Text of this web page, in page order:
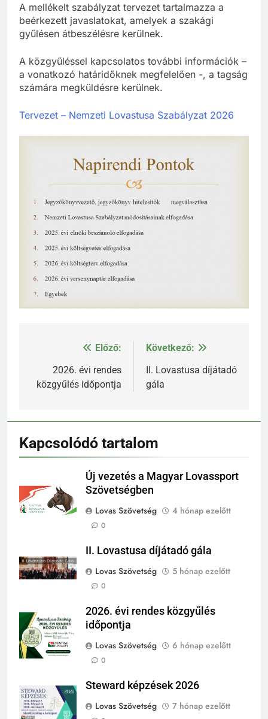
A mellékelt szabályzat tervezet tartalmazza a
beérkezett javaslatokat, amelyek a szakági
gyűlésen átbeszélésre kerülnek.
A közgyűléssel kapcsolatos további információk –
a vonatkozó határidőknek megfelelően -, a tagság
számára megküldésre kerülnek.
Tervezet – Nemzeti Lovastusa Szabályzat 2026
Bejegyzés
navigáció
Előző:
2026. évi rendes
közgyűlés időpontja
Következő:
II. Lovastusa díjátadó
gála
Kapcsolódó tartalom
Új vezetés a Magyar Lovassport
Szövetségben
Lovas Szövetség
4 hónap ezelőtt
0
II. Lovastusa díjátadó gála
Lovas Szövetség
5 hónap ezelőtt
0
2026. évi rendes közgyűlés
időpontja
Lovas Szövetség
6 hónap ezelőtt
0
Steward képzések 2026
Lovas Szövetség
7 hónap ezelőtt